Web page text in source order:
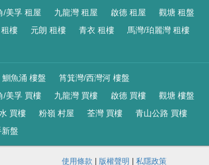
/美孚 租屋 九龍灣 租屋 啟德 租屋
觀塘 租盤
樓 元朗 租樓 青衣 租樓
馬灣/珀麗灣 租樓
鰂魚涌 樓盤
筲箕灣/西灣河 樓盤
/美孚 買樓 九龍灣 買樓 啟德 買樓
觀塘 樓盤
買樓 粉嶺 村屋 荃灣 買樓
青山公路 買樓
盤
使用條款 | 版權聲明 | 私隱政策